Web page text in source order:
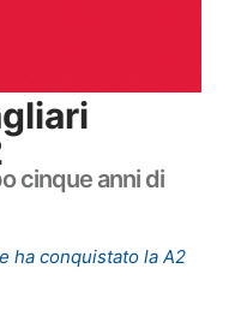
cinque anni di
ha conquistato la A2